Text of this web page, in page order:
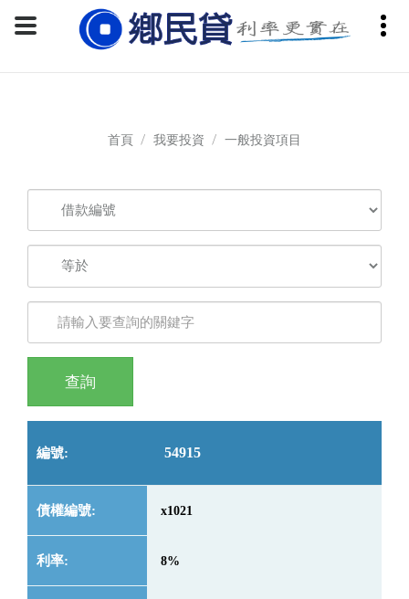
首頁 我要投資 一般投資項目
54915
x1021
8%